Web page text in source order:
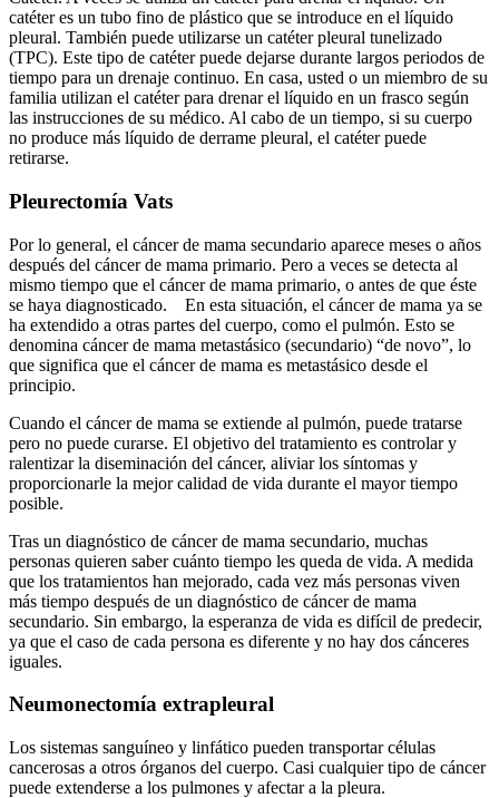
catéter es un tubo fino de plástico que se introduce en el líquido
pleural. También puede utilizarse un catéter pleural tunelizado
(TPC). Este tipo de catéter puede dejarse durante largos periodos de
tiempo para un drenaje continuo. En casa, usted o un miembro de su
familia utilizan el catéter para drenar el líquido en un frasco según
las instrucciones de su médico. Al cabo de un tiempo, si su cuerpo
no produce más líquido de derrame pleural, el catéter puede
retirarse.
Pleurectomía Vats
Por lo general, el cáncer de mama secundario aparece meses o años
después del cáncer de mama primario. Pero a veces se detecta al
mismo tiempo que el cáncer de mama primario, o antes de que éste
se haya diagnosticado. En esta situación, el cáncer de mama ya se
ha extendido a otras partes del cuerpo, como el pulmón. Esto se
denomina cáncer de mama metastásico (secundario) “de novo”, lo
que significa que el cáncer de mama es metastásico desde el
principio.
Cuando el cáncer de mama se extiende al pulmón, puede tratarse
pero no puede curarse. El objetivo del tratamiento es controlar y
ralentizar la diseminación del cáncer, aliviar los síntomas y
proporcionarle la mejor calidad de vida durante el mayor tiempo
posible.
Tras un diagnóstico de cáncer de mama secundario, muchas
personas quieren saber cuánto tiempo les queda de vida. A medida
que los tratamientos han mejorado, cada vez más personas viven
más tiempo después de un diagnóstico de cáncer de mama
secundario. Sin embargo, la esperanza de vida es difícil de predecir,
ya que el caso de cada persona es diferente y no hay dos cánceres
iguales.
Neumonectomía extrapleural
Los sistemas sanguíneo y linfático pueden transportar células
cancerosas a otros órganos del cuerpo. Casi cualquier tipo de cáncer
puede extenderse a los pulmones y afectar a la pleura.